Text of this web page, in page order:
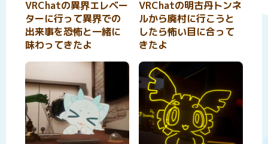
VRChatの異界エレベー
ターに行って異界での
出来事を恐怖と一緒に
味わってきたよ
VRChatの明古丹トンネ
ルから廃村に行こうと
したら怖い目に合って
きたよ